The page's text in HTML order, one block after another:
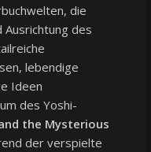
die
Ausrichtung des
lebendige
Ideen
des Yoshi-
the Mysterious
der verspielte